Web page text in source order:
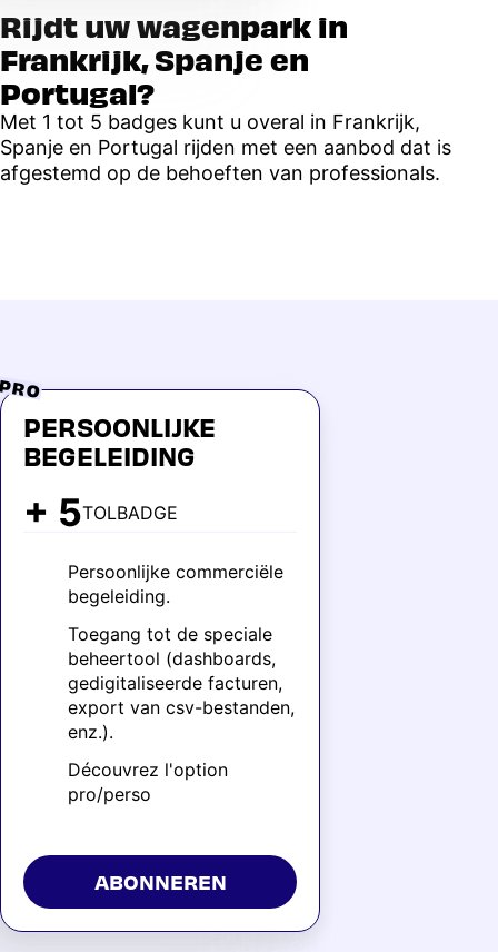
Rijdt uw wagenpark in
Frankrijk, Spanje en
Portugal?
Met 1 tot 5 badges kunt u overal in Frankrijk,
Spanje en Portugal rijden met een aanbod dat is
afgestemd op de behoeften van professionals.
PERSOONLIJKE
BEGELEIDING
+ 5TOLBADGE
Persoonlijke commerciële
begeleiding.
Toegang tot de speciale
beheertool (dashboards,
gedigitaliseerde facturen,
export van csv-bestanden,
enz.).
Découvrez l'option
pro/perso
ABONNEREN